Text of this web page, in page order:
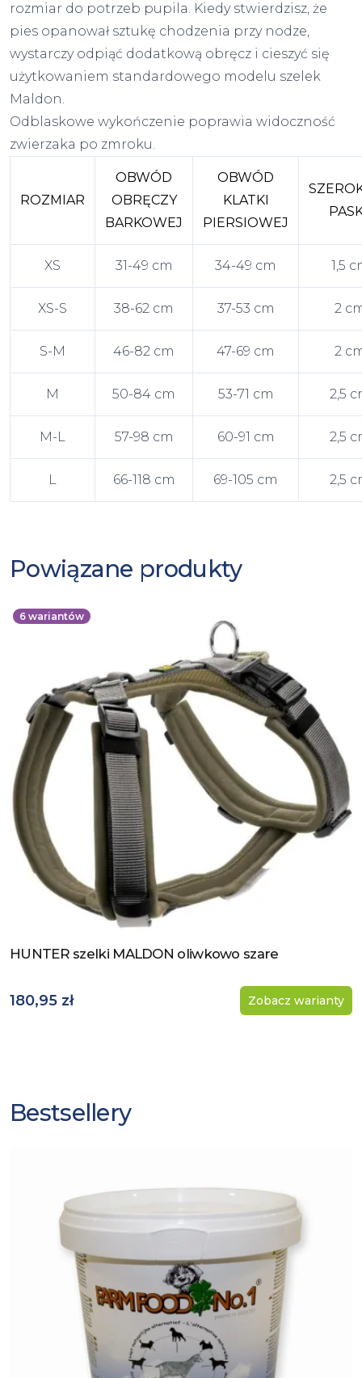
rozmiar do potrzeb pupila. Kiedy stwierdzisz, że
pies opanował sztukę chodzenia przy nodze,
wystarczy odpiąć dodatkową obręcz i cieszyć się
użytkowaniem standardowego modelu szelek
Maldon.
Odblaskowe wykończenie poprawia widoczność
zwierzaka po zmroku.
ROZMIAR
OBWÓD
OBRĘCZY
BARKOWEJ
OBWÓD
KLATKI
PIERSIOWEJ
XS 31-49 cm 34-49 cm 1,5
XS-S 38-62 cm 37-53 cm 2
S-M 46-82 cm 47-69 cm 2
M 50-84 cm 53-71 cm 2,5
M-L 57-98 cm 60-91 cm 2,5
L 66-118 cm 69-105 cm 2,5
Powiązane produkty
6 wariantów
Zobacz produkt
HUNTER szelki MALDON oliwkowo szare
180,95 zł Zobacz warianty
Bestsellery